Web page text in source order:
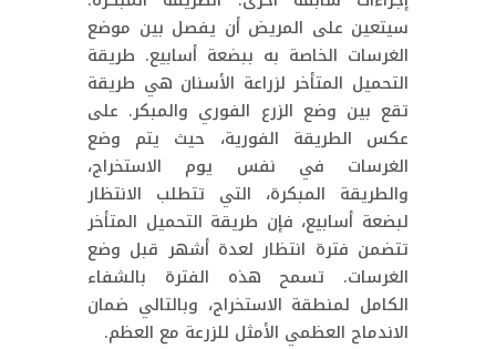
سيتعين على المريض أن يفصل بين موضع
الغرسات الخاصة به ببضعة أسابيع. طريقة
التحميل المتأخر لزراعة الأسنان هي طريقة
تقع بين وضع الزرع الفوري والمبكر. على
عكس الطريقة الفورية، حيث يتم وضع
الغرسات في نفس يوم الاستخراج،
والطريقة المبكرة، التي تتطلب الانتظار
لبضعة أسابيع، فإن طريقة التحميل المتأخر
تتضمن فترة انتظار لعدة أشهر قبل وضع
الغرسات. تسمح هذه الفترة بالشفاء
الكامل لمنطقة الاستخراج، وبالتالي ضمان
الاندماج العظمي الأمثل للزرعة مع العظم.